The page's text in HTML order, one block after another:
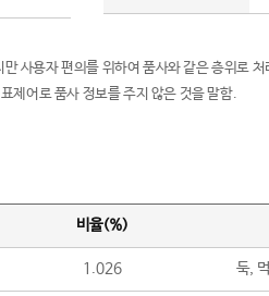
사용자 편의를 위하여 품사와 같은 층위로 처
제어로 품사 정보를 주지 않은 것을 말함.
비율(%)
1.026 둑,